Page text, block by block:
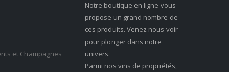
et Champagnes
Notre boutique en ligne vous
propose un grand nombre de
ces produits. Venez nous voir
pour plonger dans notre
univers.
Parmi nos vins de propriétés,